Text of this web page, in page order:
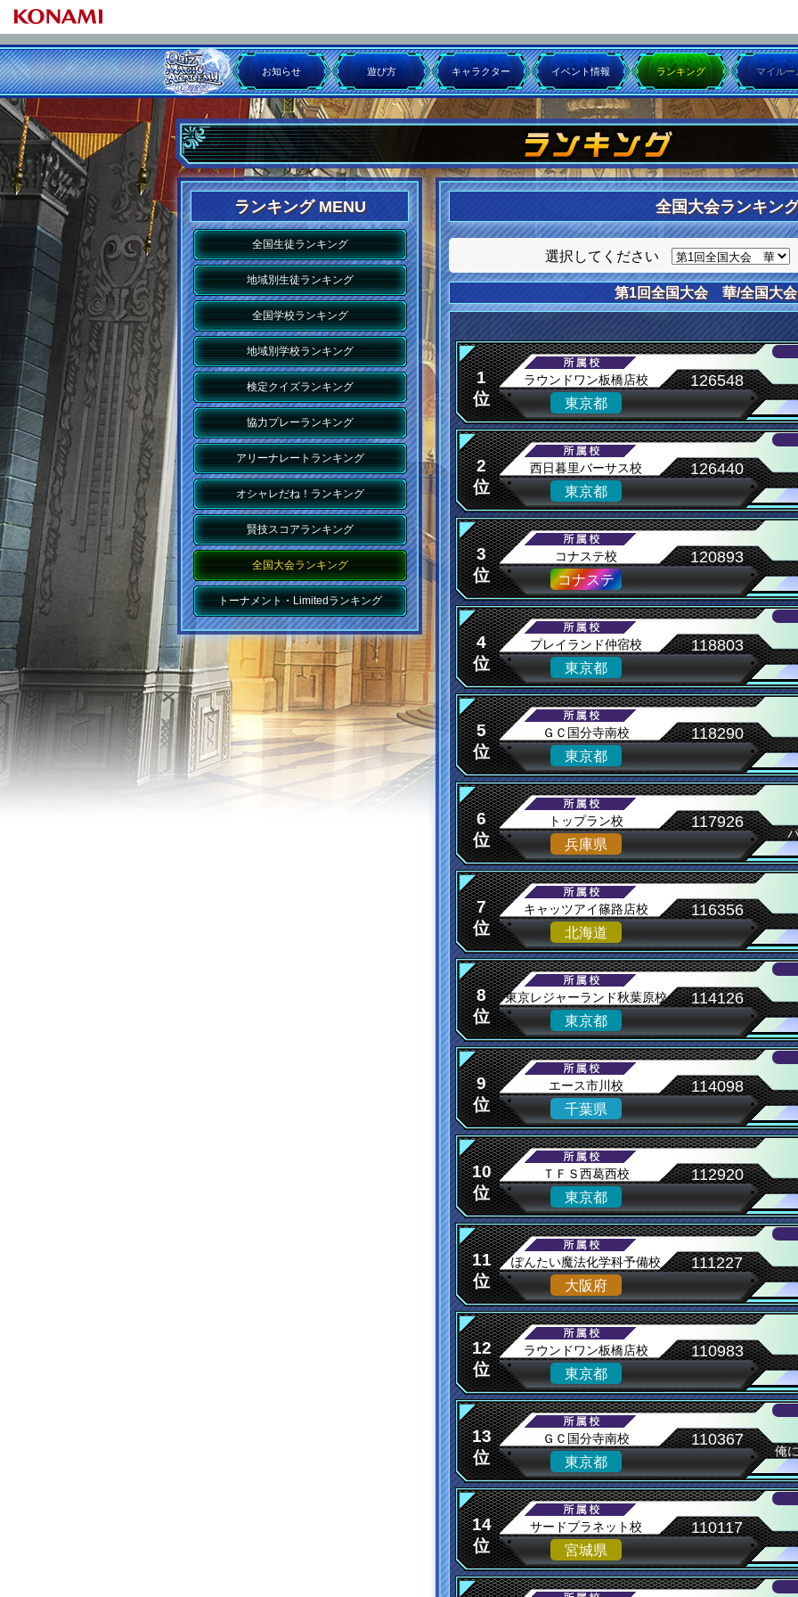
お知らせ 遊び方 キャラクター イベント情報 ランキング マイルー
ランキング MENU
全国生徒ランキング
地域別生徒ランキング
全国学校ランキング
地域別学校ランキング
検定クイズランキング
協力プレーランキング
アリーナレートランキング
オシャレだね！ランキング
賢技スコアランキング
全国大会ランキング
トーナメント・Limitedランキング
全国大会ランキン
選択してください
第1回全国大会 華/全国大
1
位
ラウンドワン板橋店校
東京都
126548
2
位
西日暮里バーサス校
東京都
126440
3
位
コナステ校
コナステ
120893
4
位
プレイランド仲宿校
東京都
118803
5
位
ＧＣ国分寺南校
東京都
118290
6
位
トップラン校
兵庫県
117926
7
位
キャッツアイ篠路店校
北海道
116356
8
位
東京レジャーランド秋葉原校
東京都
114126
9
位
エース市川校
千葉県
114098
10
位
ＴＦＳ西葛西校
東京都
112920
11
位
ぽんたい魔法化学科予備校
大阪府
111227
12
位
ラウンドワン板橋店校
東京都
110983
13
位
ＧＣ国分寺南校
東京都
110367
俺
14
位
サードプラネット校
宮城県
110117